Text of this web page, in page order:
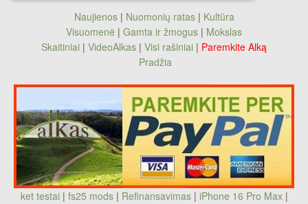
Naujienos| Nuomonių ratas| Kultūra
Visuomenė | Gamta ir žmogus | Mokslas
Skaitiniai | VideoAlkas | Visi rašiniai | Paremkite Alką
Pradžia
ket testai | fs25 mods| Refinansavimas| iPhone 16 Pro Max|